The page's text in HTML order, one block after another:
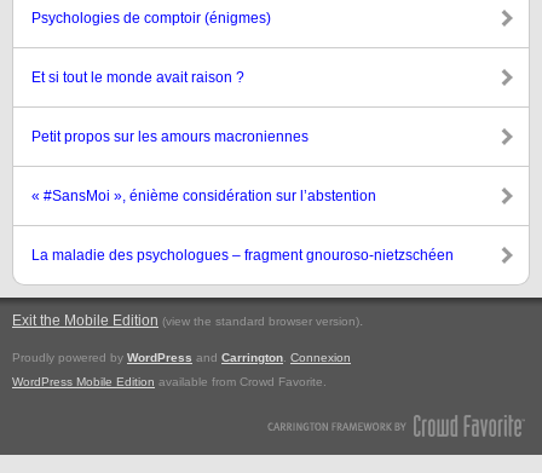
Psychologies de comptoir (énigmes)
Et si tout le monde avait raison ?
Petit propos sur les amours macroniennes
« #SansMoi », énième considération sur l’abstention
La maladie des psychologues – fragment gnouroso-nietzschéen
Exit the Mobile Edition (view the standard browser version).
Proudly powered by WordPress and Carrington Connexion
WordPress Mobile Edition available from Crowd Favorite.